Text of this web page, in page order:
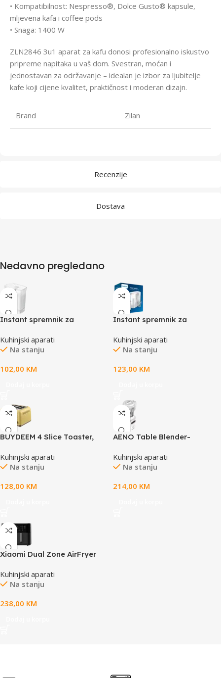
Recenzije
Dostava
• Kompatibilnost: Nespresso®, Dolce Gusto® kapsule,
mljevena kafa i coffee pods
• Snaga: 1400 W
ZLN2846 3u1 aparat za kafu donosi profesionalno iskustvo
pripreme napitaka u vaš dom. Svestran, moćan i
jednostavan za održavanje – idealan je izbor za ljubitelje
kafe koji cijene kvalitet, praktičnost i moderan dizajn.
Brand Zilan
Nedavno pregledano
Instant spremnik za
AWP2980/10
Kuhinjski aparati
Na stanju
102,00 KM
Instant spremnik za
AWP2980/10 (3 filtera u
pakovanju)
Kuhinjski aparati
Na stanju
123,00 KM
BUYDEEM 4 Slice Toaster,
Yellow, EU
Kuhinjski aparati
Na stanju
128,00 KM
AENO Table Blender-
35000 rpm, boiling mode,
high borosilicate glass cup,
preset time, LED-display
Kuhinjski aparati
Na stanju
214,00 KM
Xiaomi Dual Zone AirFryer
2700W ukupna snaga
Kuhinjski aparati
Na stanju
238,00 KM